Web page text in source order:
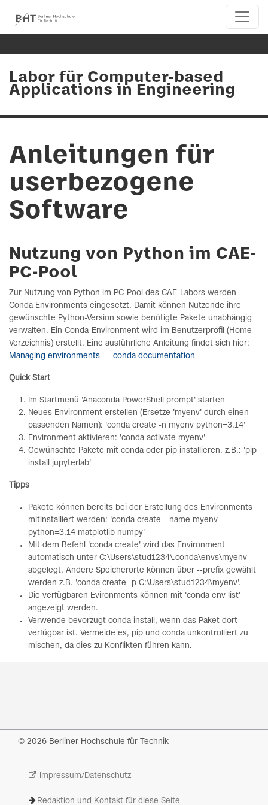
Labor für Computer-based
Applications in Engineering
Anleitungen für
userbezogene
Software
Nutzung von Python im CAE-
PC-Pool
Zur Nutzung von Python im PC-Pool des CAE-Labors werden
Conda Environments eingesetzt. Damit können Nutzende ihre
gewünschte Python-Version sowie benötigte Pakete unabhängig
verwalten. Ein Conda-Environment wird im Benutzerprofil (Home-
Verzeichnis) erstellt. Eine ausführliche Anleitung findet sich hier:
Managing environments — conda documentation
Quick Start
Im Startmenü 'Anaconda PowerShell prompt' starten
Neues Environment erstellen (Ersetze 'myenv' durch einen
passenden Namen): 'conda create -n myenv python=3.14'
Environment aktivieren: 'conda activate myenv'
Gewünschte Pakete mit conda oder pip installieren, z.B.: 'pip
install jupyterlab'
Tipps
Pakete können bereits bei der Erstellung des Environments
mitinstalliert werden: 'conda create --name myenv
python=3.14 matplotlib numpy'
Mit dem Befehl 'conda create' wird das Environment
automatisch unter C:\Users\stud1234\.conda\envs\myenv
abgelegt. Andere Speicherorte können über --prefix gewählt
werden z.B. 'conda create -p C:\Users\stud1234\myenv'.
Die verfügbaren Evironments können mit 'conda env list'
angezeigt werden.
Verwende bevorzugt conda install, wenn das Paket dort
verfügbar ist. Vermeide es, pip und conda unkontrolliert zu
mischen, da dies zu Konflikten führen kann.
© 2026 Berliner Hochschule für Technik
Impressum/Datenschutz
Redaktion und Kontakt für diese Seite